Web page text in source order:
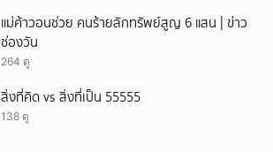
แม่ค้าวอนช่วย คนร้ายลักทรัพย์สูญ 6 แสน | ข่าว
ช่องวัน
264 ดู
สิ่งที่คิด vs สิ่งที่เป็น 55555
138 ดู